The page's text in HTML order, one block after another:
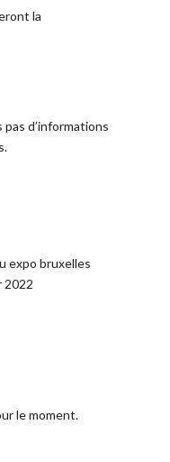
la
pas d’informations
expo bruxelles
2022
le moment.